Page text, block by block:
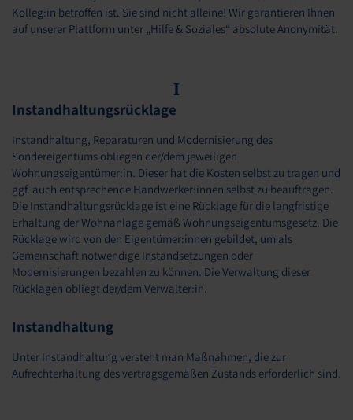
Kolleg:in betroffen ist. Sie sind nicht alleine! Wir garantieren Ihnen
auf unserer Plattform unter „Hilfe & Soziales“ absolute Anonymität.
I
Instandhaltungsrücklage
Instandhaltung, Reparaturen und Modernisierung des
Sondereigentums obliegen der/dem jeweiligen
Wohnungseigentümer:in. Dieser hat die Kosten selbst zu tragen und
ggf. auch entsprechende Handwerker:innen selbst zu beauftragen.
Die Instandhaltungsrücklage ist eine Rücklage für die langfristige
Erhaltung der Wohnanlage gemäß Wohnungseigentumsgesetz. Die
Rücklage wird von den Eigentümer:innen gebildet, um als
Gemeinschaft notwendige Instandsetzungen oder
Modernisierungen bezahlen zu können. Die Verwaltung dieser
Rücklagen obliegt der/dem Verwalter:in.
Instandhaltung
Unter Instandhaltung versteht man Maßnahmen, die zur
Aufrechterhaltung des vertragsgemäßen Zustands erforderlich sind.